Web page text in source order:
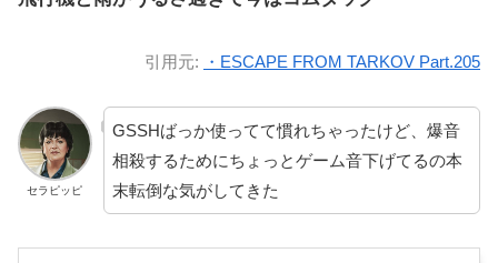
引用元: ・ESCAPE FROM TARKOV Part.205
セラピッピ
GSSHばっか使ってて慣れちゃったけど、爆音
相殺するためにちょっとゲーム音下げてるの本
末転倒な気がしてきた